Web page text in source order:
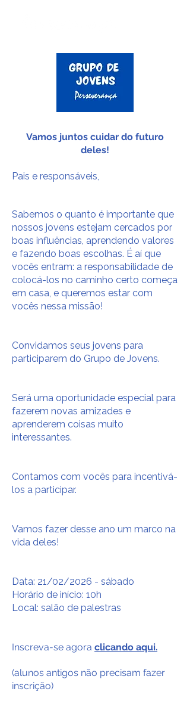
Vamos juntos cuidar do futuro
deles!
Pais e responsáveis,
Sabemos o quanto é importante que
nossos jovens estejam cercados por
boas influências, aprendendo valores
e fazendo boas escolhas. É aí que
vocês entram: a responsabilidade de
colocá-los no caminho certo começa
em casa, e queremos estar com
vocês nessa missão!
Convidamos seus jovens para
participarem do Grupo de Jovens.
Será uma oportunidade especial para
fazerem novas amizades e
aprenderem coisas muito
interessantes.
Contamos com vocês para incentivá-
los a participar.
Vamos fazer desse ano um marco na
vida deles!
Data: 21/02/2026 - sábado
Horário de início: 10h
Local: salão de palestras
Inscreva-se agora clicando aqui.
(alunos antigos não precisam fazer
inscrição)